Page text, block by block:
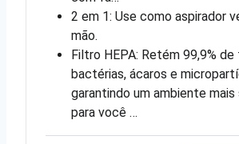
2 em 1: Use como aspirador
mão.
Filtro HEPA: Retém 99,9% de
bactérias, ácaros e
garantindo um ambiente mais
para você …